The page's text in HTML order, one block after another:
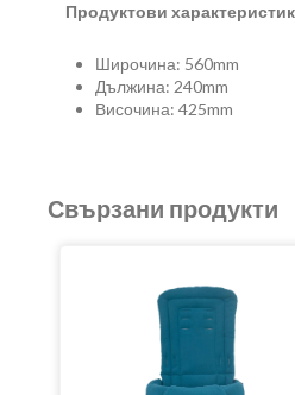
Продуктови
Широчина: 560mm
Дължина: 240mm
Височина: 425mm
Свързани продукти